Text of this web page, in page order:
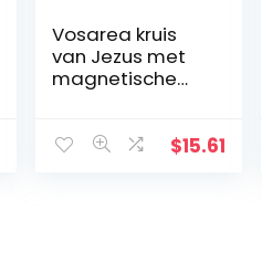
Vosarea kruis
van Jezus met
magnetische
$15.61